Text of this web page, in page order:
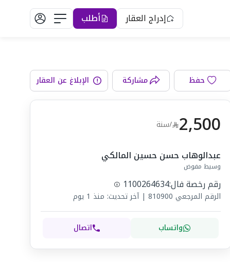
إدراج العقار أطلب
الواجهةحفظ مشاركة الإبلاغ عن العقار
2,500 /سنة
عبدالوهاب حسن حسين المالكي
وسيط مفوض
رقم رخصة فال:1100264634
الرقم المرجعي 810900
|آخر تحديث: منذ 1 يوم
واتساب اتصال